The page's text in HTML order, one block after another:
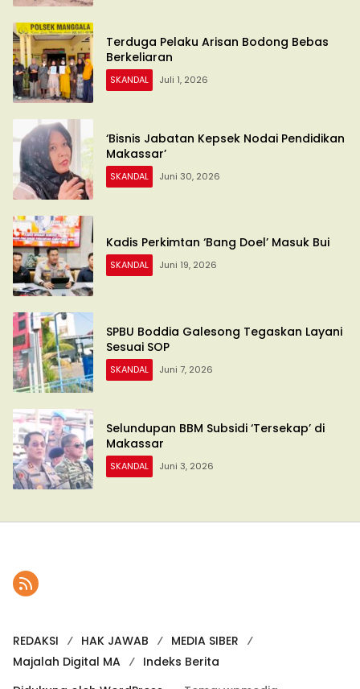
Terduga Pelaku Arisan Bodong Bebas
Berkeliaran
SKANDAL Juli 1, 2026
‘Bisnis Jabatan Kepsek Nodai Pendidikan
Makassar’
SKANDAL Juni 30, 2026
Kadis Perkimtan ‘Bang Doel’ Masuk Bui
SKANDAL Juni 19, 2026
SPBU Boddia Galesong Tegaskan Layani
Sesuai SOP
SKANDAL Juni 7, 2026
Selundupan BBM Subsidi ‘Tersekap’ di
Makassar
SKANDAL Juni 3, 2026
REDAKSI HAK JAWAB
MEDIA SIBER
Majalah Digital MA
Indeks Berita